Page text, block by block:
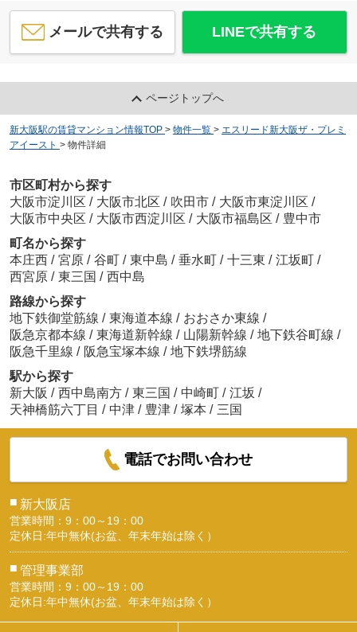
メールで共有する LINEで共有する
ページトップへ
新大阪駅の賃貸マンション情報TOP > 物件一覧 > エスリード新大阪ザ・プレミ
アイースト > 物件詳細
市区町村から探す
大阪市淀川区 / 大阪市北区 / 吹田市 / 大阪市東淀川区 /
大阪市中央区 / 大阪市西淀川区 / 大阪市福島区 / 豊中市
町名から探す
本庄西 / 宮原 / 谷町 / 東中島 / 垂水町 / 十三東 / 江坂町 /
西宮原 / 東三国 / 西中島
路線から探す
地下鉄御堂筋線 / 東海道本線 / おおさか東線 /
阪急京都本線 / 東海道新幹線 / 山陽新幹線 / 地下鉄谷町線 /
阪急千里線 / 阪急宝塚本線 / 地下鉄堺筋線
駅から探す
新大阪 / 西中島南方 / 東三国 / 中崎町 / 江坂 /
天神橋筋六丁目 / 中津 / 豊津 / 塚本 / 三国
電話でお問い合わせ
■ 新大阪店
営業時間：9：00～19：00
定休日:年中無休(お盆、年末年始は除く）
■ 管理事業部
営業時間：9：00～19：00
定休日:年中無休(お盆、年末年始は除く）